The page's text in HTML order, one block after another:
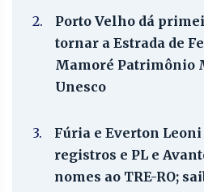
2.
Porto Velho dá
tornar a Estrada de
Mamoré Patrimônio
Unesco
3.
Fúria e Everton
registros e PL e
nomes ao TRE-RO;